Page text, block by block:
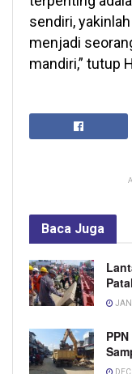
sendiri,
menjadi
mandiri,” tutup
Baca Juga